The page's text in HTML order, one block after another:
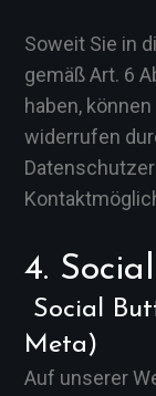
Soweit Sie in
gemäß Art. 6
haben,
widerrufen
4.
Social
Meta)
Auf unserer